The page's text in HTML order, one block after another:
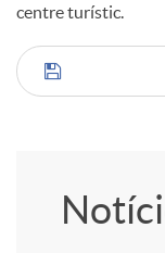
centre turístic.
C